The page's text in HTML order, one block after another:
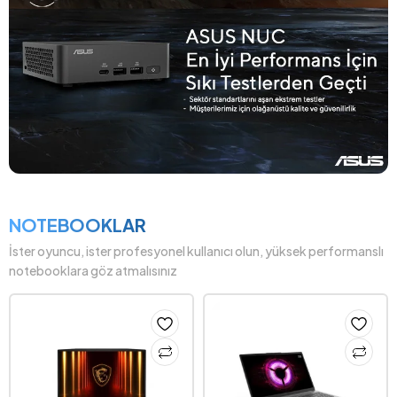
NOTEBOOKLAR
İster oyuncu, ister profesyonel kullanıcı olun, yüksek performanslı
notebooklara göz atmalısınız